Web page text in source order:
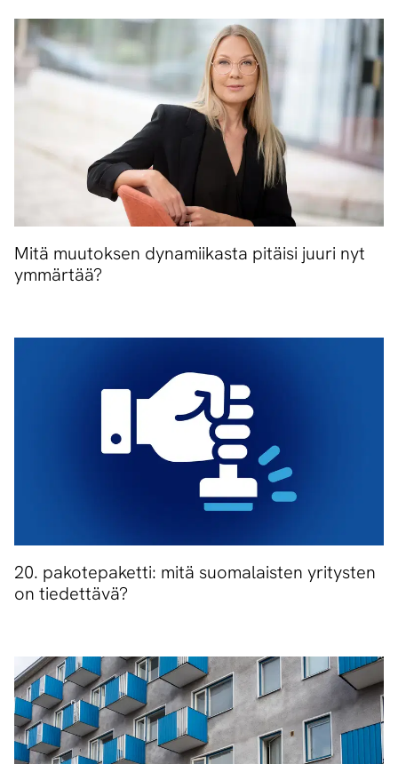
Mitä muutoksen dynamiikasta pitäisi juuri nyt
ymmärtää?
20. pakotepaketti: mitä suomalaisten yritysten
on tiedettävä?